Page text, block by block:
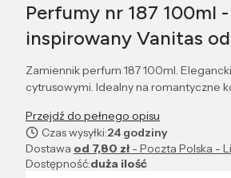
Perfumy nr 187 100ml
inspirowany Vanitas
Zamiennik perfum 187 100ml.
cytrusowymi. Idealny na romantyczne
Przejdź do pełnego opisu
Czas wysyłki:24 godziny
Dostawa od 7,80 zł- Poczta Polska -
Dostępność:duża ilość